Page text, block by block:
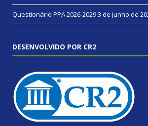
Questionário PPA 2026-20293 de junho de
DESENVOLVIDO POR CR2